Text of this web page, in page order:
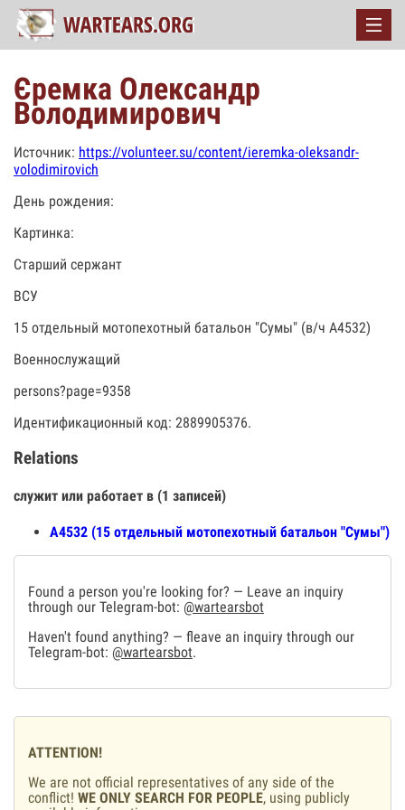
Єремка Олександр
Володимирович
Источник: https://volunteer.su/content/ieremka-oleksandr-
volodimirovich
День рождения:
Картинка:
Старший сержант
ВСУ
15 отдельный мотопехотный батальон "Сумы" (в/ч А4532)
Военнослужащий
persons?page=9358
Идентификационный код: 2889905376.
Relations
служит или работает в (1 записей)
А4532 (15 отдельный мотопехотный батальон "Сумы")
Found a person you're looking for? — Leave an inquiry
through our Telegram-bot: @wartearsbot
Haven't found anything? — fleave an inquiry through our
Telegram-bot: @wartearsbot.
ATTENTION!
We are not official representatives of any side of the
conflict! WE ONLY SEARCH FOR PEOPLE, using publicly